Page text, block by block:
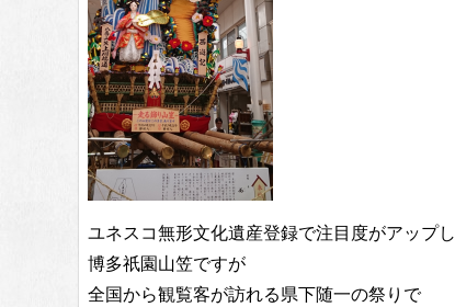
ユネスコ無形文化遺産登録で注目度がアップ
博多祇園山笠ですが
全国から観覧客が訪れる県下随一の祭りで